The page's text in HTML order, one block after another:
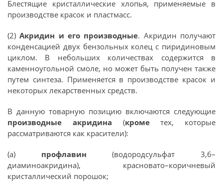
Блестящие кристаллические хлопья, применяемые в
производстве красок и пластмасс.
(2)Акридин и его производные. Акридин получают
конденсацией двух бензольных колец с пиридиновым
циклом. В небольших количествах содержится в
каменноугольной смоле, но может быть получен также
путем синтеза. Применяется в производстве красок и
некоторых лекарственных средств.
В данную товарную позицию включаются следующие
производные акридина (крометех, которые
рассматриваются как красители):
(а) профлавин(водородсульфат 3,6–
диаминоакридина), красновато–коричневый
кристаллический порошок;